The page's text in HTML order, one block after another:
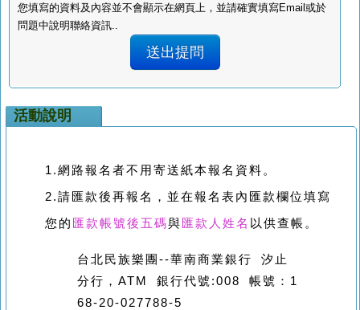
您填寫的資料及內容並不會顯示在網頁上，並請確實填寫Email或於
問題中說明聯絡資訊..
活動說明
1.網路報名者不用寄送紙本報名資料。
2.請匯款後再報名， 並在報名表內匯款欄位填寫
您的 匯款帳號後五碼與匯款人姓名 以供查帳。
台北民族樂團--華南商業銀行 汐止
分行，ATM 銀行代號:008 帳號：1
68-20-027788-5